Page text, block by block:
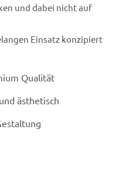
und dabei nicht auf
Einsatz konzipiert
Qualität
ästhetisch